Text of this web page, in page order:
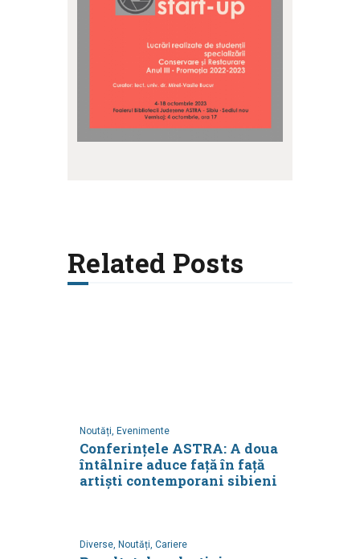
Related Posts
Noutăți, Evenimente
Conferințele ASTRA: A doua
întâlnire aduce față în față
artiști contemporani sibieni
Diverse, Noutăți, Cariere